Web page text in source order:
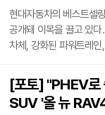
현대자동차의 베스트셀
공개돼 이목을 끌고 있
차체, 강화된 파워트레
몰딩으로 표현해 한층
헤드램프가 적용된다.또
추가로 적용했고, 프론
[포토] "PHEV로
SUV '올 뉴